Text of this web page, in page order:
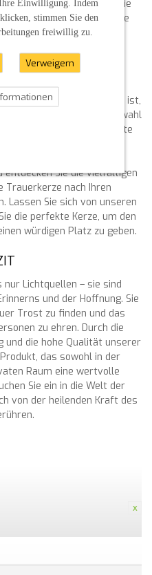
Zeremonie. Auch für die
Gedenktage haben wir die
Angebot.
FINDEN
Trauerkerze sind, die
individuell gestaltbar ist,
stehen Ihnen bei der Auswahl
gerne beratend zur Seite
entdecken Sie die vielfältigen
Trauerkerze nach Ihren
Lassen Sie sich von unseren
die perfekte Kerze, um den
würdigen Platz zu geben.
nur Lichtquellen – sie sind
und der Hoffnung. Sie
Trost zu finden und das
zu ehren. Durch die
und die hohe Qualität unserer
das sowohl in der
Raum eine wertvolle
Sie ein in die Welt der
von der heilenden Kraft des
Einwilligung. Indem
stimmen Sie den
freiwillig zu.
Verweigern